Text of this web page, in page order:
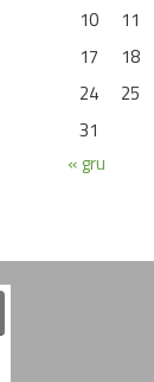
10
11
17
18
24
25
31
« gru